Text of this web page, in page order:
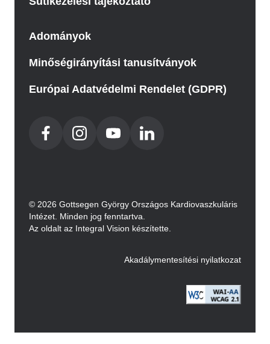
Adományok
Minőségirányítási tanusítványok
Európai Adatvédelmi Rendelet (GDPR)
© 2026 Gottsegen György Országos Kardiovaszkuláris
Intézet. Minden jog fenntartva.
Az oldalt az Integral Vision készítette.
Akadálymentesítési nyilatkozat
Image